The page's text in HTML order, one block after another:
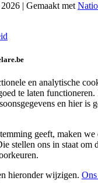
| Gemaakt met
en analytische
te laten functioneren.
en hier is
geeft, maken
stellen ons in staat om
hieronder wijzigen.